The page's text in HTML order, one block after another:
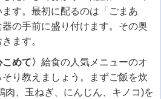
す。最初に配るのは「ごまあ
の手前に盛り付けます。その奥
ます。
めて〉 給食の人気メニューのオ
り教えましょう。まずご飯を炊
肉、玉ねぎ、にんじん、キノコ)を